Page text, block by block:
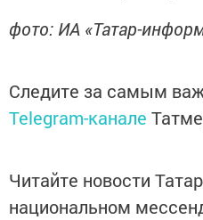
фото: ИА «Татар-
Следите за самым
Telegram-канале
Читайте новости
национальном